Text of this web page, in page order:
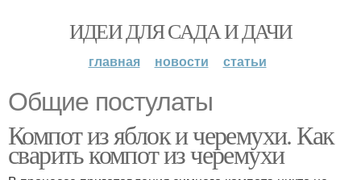
ИДЕИ ДЛЯ САДА И ДАЧИ
главная новости статьи
Общие постулаты
Компот из яблок и черемухи. Как
сварить компот из черемухи